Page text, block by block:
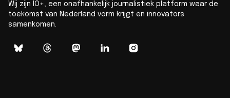
Wij zijn IO+, een onafhankelijk journalistiek platform waar de
toekomst van Nederland vorm krijgt en innovators
samenkomen.